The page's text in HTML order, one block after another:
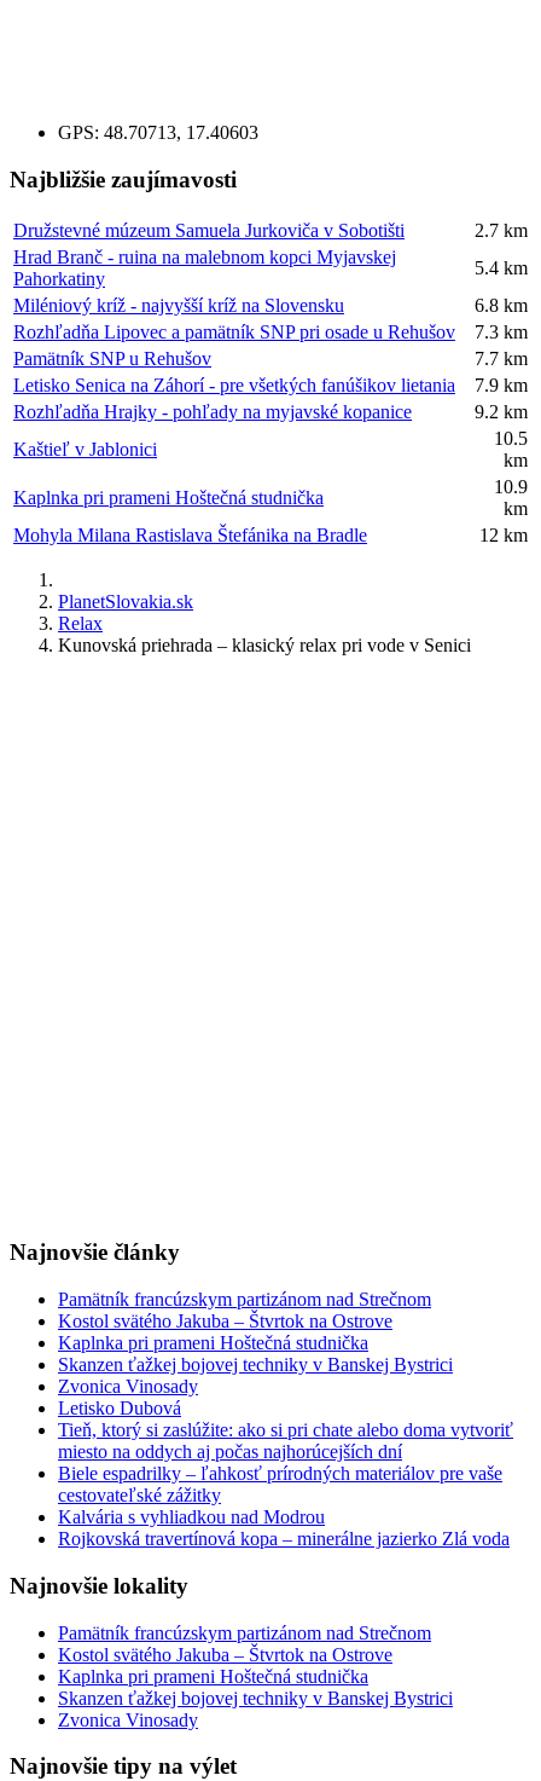
GPS: 48.70713, 17.40603
Najbližšie zaujímavosti
Družstevné múzeum Samuela Jurkoviča v Sobotišti
2.7 km
Hrad Branč - ruina na malebnom kopci Myjavskej
Pahorkatiny
5.4 km
Miléniový kríž - najvyšší kríž na Slovensku
6.8 km
Rozhľadňa Lipovec a pamätník SNP pri osade u Rehušov
7.3 km
Pamätník SNP u Rehušov
7.7 km
Letisko Senica na Záhorí - pre všetkých fanúšikov lietania
7.9 km
Rozhľadňa Hrajky - pohľady na myjavské kopanice
9.2 km
Kaštieľ v Jablonici
10.5
km
Kaplnka pri prameni Hoštečná studnička
10.9
km
Mohyla Milana Rastislava Štefánika na Bradle
12 km
PlanetSlovakia.sk
Relax
Kunovská priehrada – klasický relax pri vode v Senici
Najnovšie články
Pamätník francúzskym partizánom nad Strečnom
Kostol svätého Jakuba – Štvrtok na Ostrove
Kaplnka pri prameni Hoštečná studnička
Skanzen ťažkej bojovej techniky v Banskej Bystrici
Zvonica Vinosady
Letisko Dubová
Tieň, ktorý si zaslúžite: ako si pri chate alebo doma vytvoriť
miesto na oddych aj počas najhorúcejších dní
Biele espadrilky – ľahkosť prírodných materiálov pre vaše
cestovateľské zážitky
Kalvária s vyhliadkou nad Modrou
Rojkovská travertínová kopa – minerálne jazierko Zlá voda
Najnovšie lokality
Pamätník francúzskym partizánom nad Strečnom
Kostol svätého Jakuba – Štvrtok na Ostrove
Kaplnka pri prameni Hoštečná studnička
Skanzen ťažkej bojovej techniky v Banskej Bystrici
Zvonica Vinosady
Najnovšie tipy na výlet